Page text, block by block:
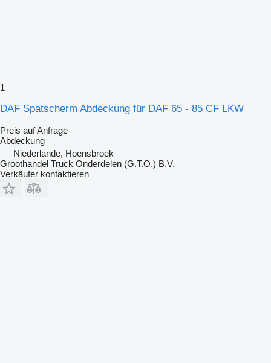
1
DAF Spatscherm Abdeckung für DAF 65 - 85 CF LKW
Preis auf Anfrage
Abdeckung
Niederlande, Hoensbroek
Groothandel Truck Onderdelen (G.T.O.) B.V.
Verkäufer kontaktieren